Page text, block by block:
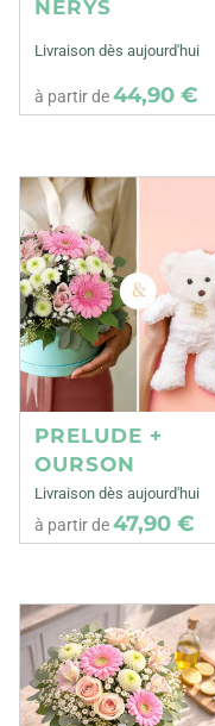
NERYS
Livraison dès aujourd'hui
à partir de44,90 €
PRELUDE +
OURSON
Livraison dès aujourd'hui
à partir de47,90 €